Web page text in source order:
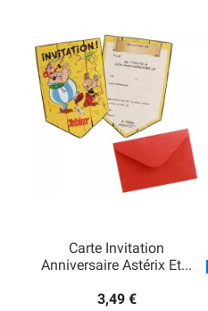
Carte Invitation
Anniversaire Astérix Et...
3,49 €